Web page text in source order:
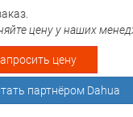
цену у наших
цену
партнёром Dahua